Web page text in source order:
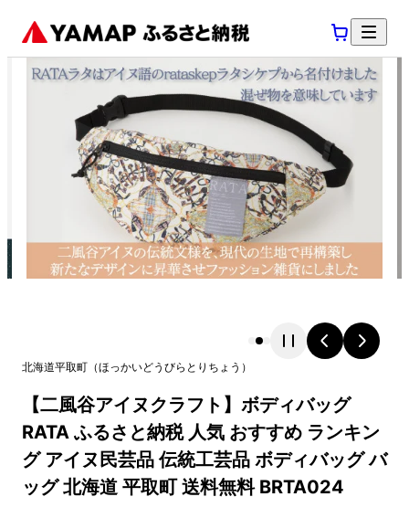
北海道平取町 （ほっかいどう びらとりちょう ）
【二風谷アイヌクラフト】ボディバッグ
RATA ふるさと納税 人気 おすすめ ランキン
グ アイヌ民芸品 伝統工芸品 ボディバッグ バ
ッグ 北海道 平取町 送料無料 BRTA024